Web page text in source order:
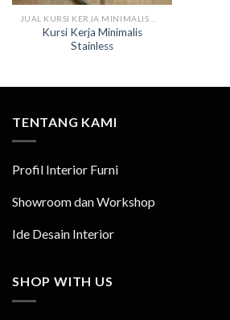
Kursi Kerja Minimalis
Stainless
TENTANG KAMI
Profil Interior Furni
Showroom dan Workshop
Ide Desain Interior
SHOP WITH US